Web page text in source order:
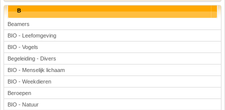
B
Beamers
BIO - Leefomgeving
BIO - Vogels
Begeleiding - Divers
BIO - Menselijk lichaam
BIO - Weekdieren
Beroepen
BIO - Natuur